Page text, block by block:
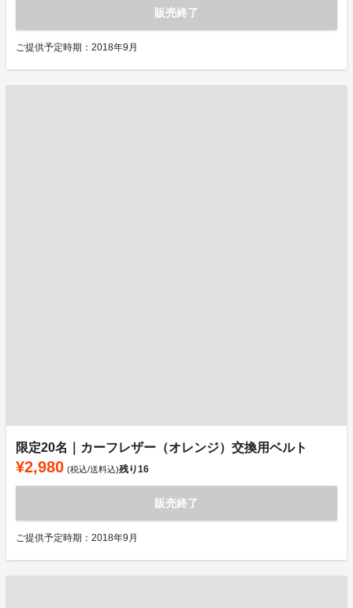
販売終了
ご提供予定時期：2018年9月
限定20名｜カーフレザー（オレンジ）交換用ベルト
¥2,980 (税込/送料込)残り16
販売終了
ご提供予定時期：2018年9月